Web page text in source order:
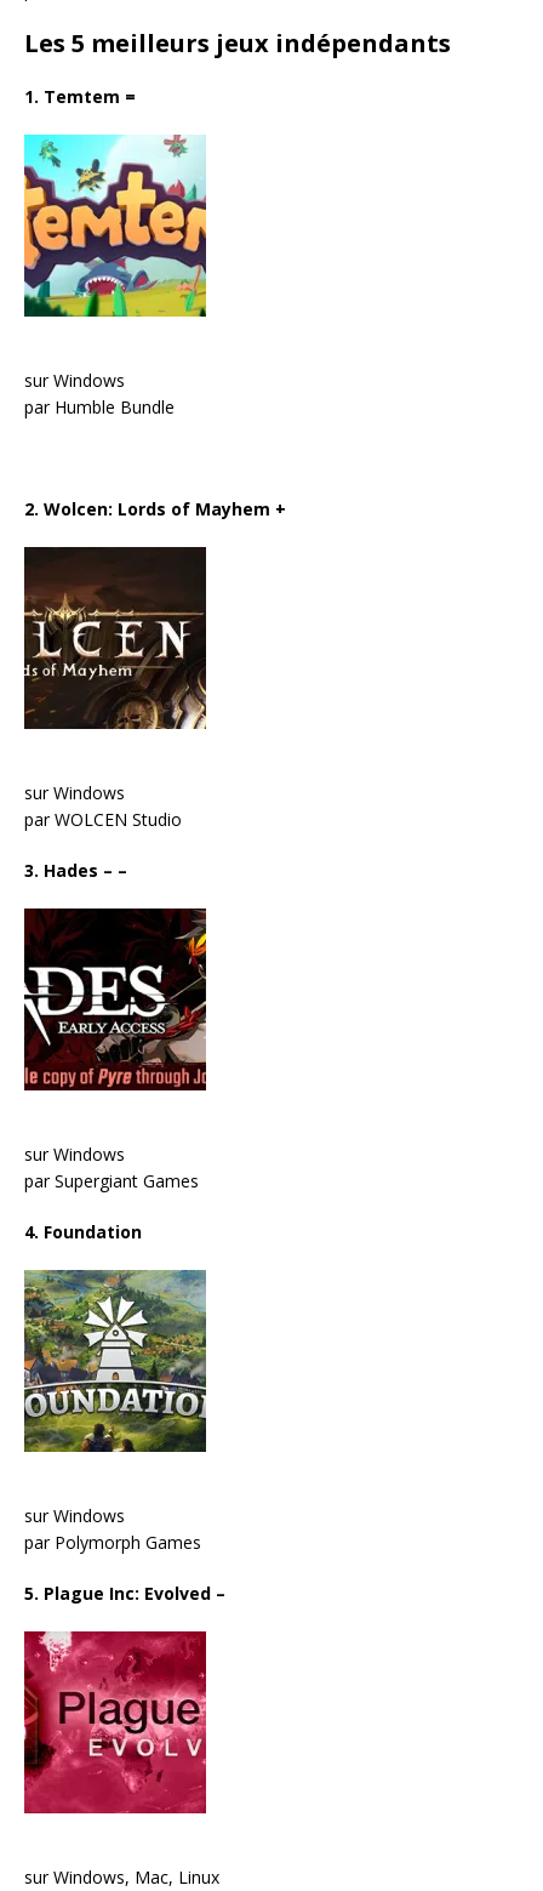
Les 5 meilleurs jeux indépendants
1. Temtem =
sur Windows
par Humble Bundle
2. Wolcen: Lords of Mayhem +
sur Windows
par WOLCEN Studio
3. Hades – –
sur Windows
par Supergiant Games
4. Foundation
sur Windows
par Polymorph Games
5. Plague Inc: Evolved –
sur Windows, Mac, Linux